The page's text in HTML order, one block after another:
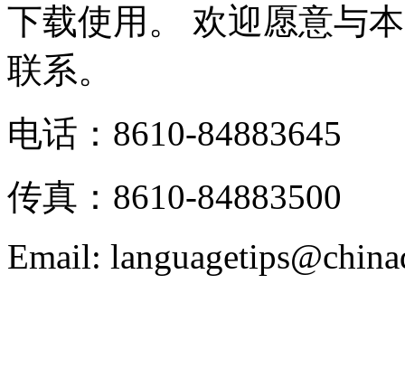
下载使用。 欢迎愿意与
联系。
电话：8610-84883645
传真：8610-84883500
Email: